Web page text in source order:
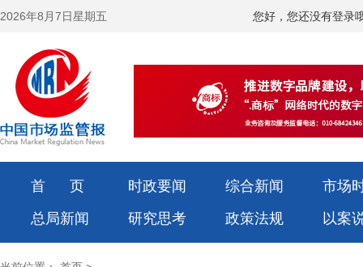
2026年8月7日星期五 您好，您还没有登录
首 页 时政要闻 综合新闻
市场
总局新闻
研究思考 政策法规 以案